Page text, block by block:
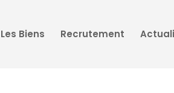
Les Biens Recrutement